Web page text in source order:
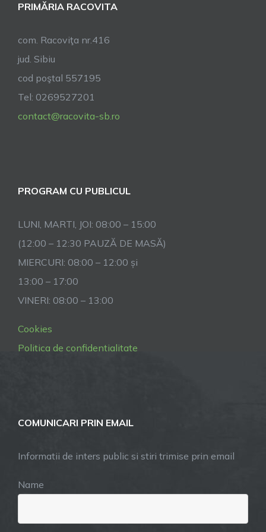
PRIMĂRIA RACOVITA
com. Racoviţa nr.416
jud. Sibiu
cod poştal 557195
Tel: 0269527201
contact@racovita-sb.ro
PROGRAM CU PUBLICUL
LUNI, MARTI, JOI: 08:00 – 15:00
(12:00 – 12:30 PAUZĂ DE MASĂ)
MIERCURI: 08:00 – 12:00 și
13:00 – 17:00
VINERI: 08:00 – 13:00
Cookies
Politica de confidentialitate
COMUNICARI PRIN EMAIL
Informatii de inters public si stiri trimise prin email
Name